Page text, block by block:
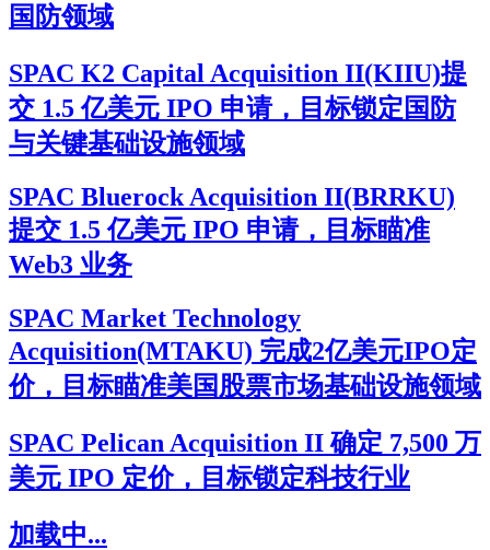
国防领域
SPAC K2 Capital Acquisition II(KIIU)提
交 1.5 亿美元 IPO 申请，目标锁定国防
与关键基础设施领域
SPAC Bluerock Acquisition II(BRRKU)
提交 1.5 亿美元 IPO 申请，目标瞄准
Web3 业务
SPAC Market Technology
Acquisition(MTAKU) 完成2亿美元IPO定
价，目标瞄准美国股票市场基础设施领域
SPAC Pelican Acquisition II 确定 7,500 万
美元 IPO 定价，目标锁定科技行业
加载中...